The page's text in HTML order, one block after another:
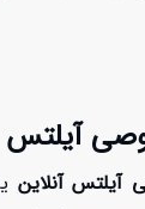
آیلتس
آنلاین